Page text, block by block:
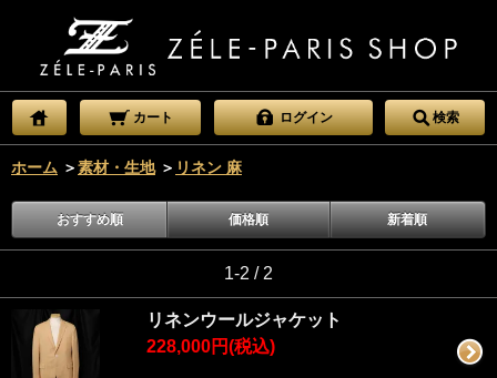
カート ログイン 検索
ホーム ＞素材・生地 ＞ リネン 麻
おすすめ順 価格順 新着順
1-2 / 2
リネンウールジャケット
228,000円(税込)